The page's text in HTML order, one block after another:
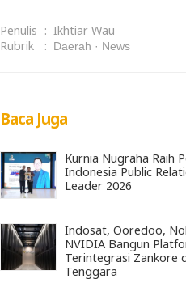
Penulis : Ikhtiar Wau
Rubrik
: Daerah News
Baca Juga
Kurnia Nugraha Raih
Indonesia Public
Leader 2026
Indosat, Ooredoo,
NVIDIA Bangun
Terintegrasi Zankore
Tenggara